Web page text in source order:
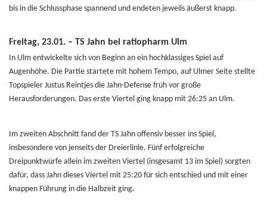
bis in die Schlussphase spannend und endeten jeweils äußerst knapp.
Freitag, 23.01. – TS Jahn bei ratiopharm Ulm
In Ulm entwickelte sich von Beginn an ein hochklassiges Spiel auf
Augenhöhe. Die Partie startete mit hohem Tempo, auf Ulmer Seite stellte
Topspieler Justus Reintjes die Jahn-Defense früh vor große
Herausforderungen. Das erste Viertel ging knapp mit 26:25 an Ulm.
Im zweiten Abschnitt fand der TS Jahn offensiv besser ins Spiel,
insbesondere von jenseits der Dreierlinie. Fünf erfolgreiche
Dreipunktwürfe allein im zweiten Viertel (insgesamt 13 im Spiel) sorgten
dafür, dass Jahn dieses Viertel mit 25:20 für sich entschied und mit einer
knappen Führung in die Halbzeit ging.